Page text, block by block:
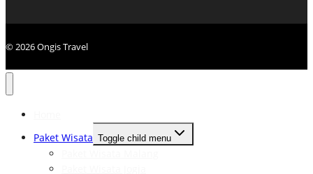
© 2026 Ongis Travel
Paket Wisata Toggle child menu